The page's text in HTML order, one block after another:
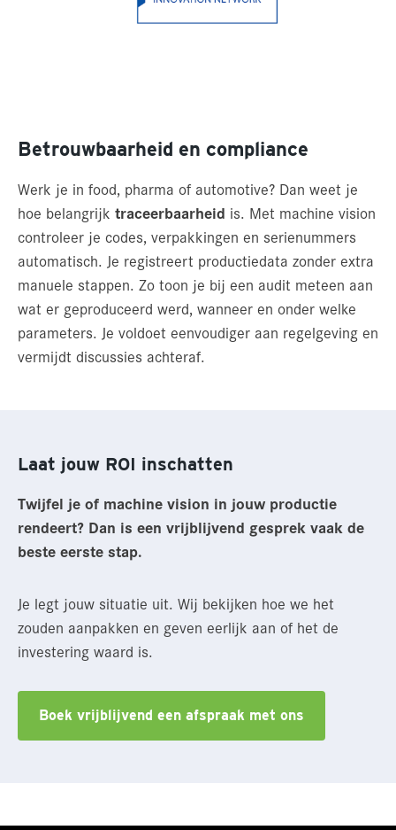
Betrouwbaarheid en compliance
Werk je in food, pharma of automotive? Dan weet je
hoe belangrijk traceerbaarheid is. Met machine vision
controleer je codes, verpakkingen en serienummers
automatisch. Je registreert productiedata zonder extra
manuele stappen. Zo toon je bij een audit meteen aan
wat er geproduceerd werd, wanneer en onder welke
parameters. Je voldoet eenvoudiger aan regelgeving en
vermijdt discussies achteraf.
Laat jouw ROI inschatten
Twijfel je of machine vision in jouw productie
rendeert? Dan is een vrijblijvend gesprek vaak de
beste eerste stap.
Je legt jouw situatie uit. Wij bekijken hoe we het
zouden aanpakken en geven eerlijk aan of het de
investering waard is.
Boek vrijblijvend een afspraak met ons